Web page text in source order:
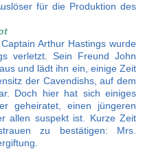
für die Produktion des
Arthur Hastings wurde
verletzt. Sein Freund John
und lädt ihn ein, einige Zeit
der Cavendishs, auf dem
Doch hier hat sich einiges
geheiratet, einen jüngeren
allen suspekt ist. Kurze Zeit
zu bestätigen: Mrs.